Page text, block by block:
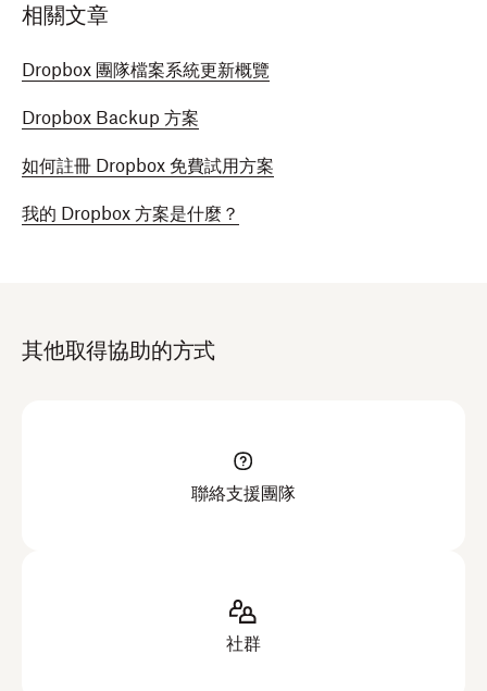
相關文章
Dropbox 團隊檔案系統更新概覽
Dropbox Backup 方案
如何註冊 Dropbox 免費試用方案
我的 Dropbox 方案是什麼？
其他取得協助的方式
聯絡支援團隊
社群